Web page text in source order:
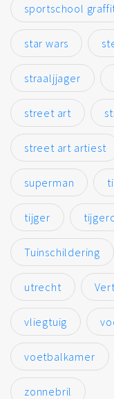
sportschool
star wars
straaljjager
street art
street art artiest
superman
tijger
Tuinschildering
utrecht
vliegtuig
voetbalkamer
zonnebril